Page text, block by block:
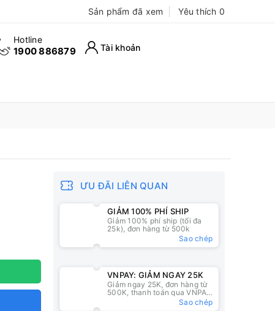
Sản phẩm đã xem Yêu thích 0
Hotline
1900 886879 Tài khoản
ƯU ĐÃI LIÊN QUAN
GIẢM 100% PHÍ SHIP
Giảm 100% phí ship (tối đa
25k), đơn hàng từ 500k
Sao chép
VNPAY: GIẢM NGAY 25K
Giảm ngay 25K, đơn hàng từ
500K, thanh toán qua VNPAY
Sao chép